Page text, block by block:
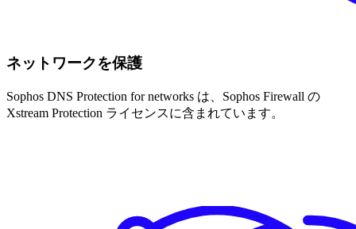
ネットワークを保護
Sophos DNS Protection for networks は、Sophos Firewall の
Xstream Protection ライセンスに含まれています。